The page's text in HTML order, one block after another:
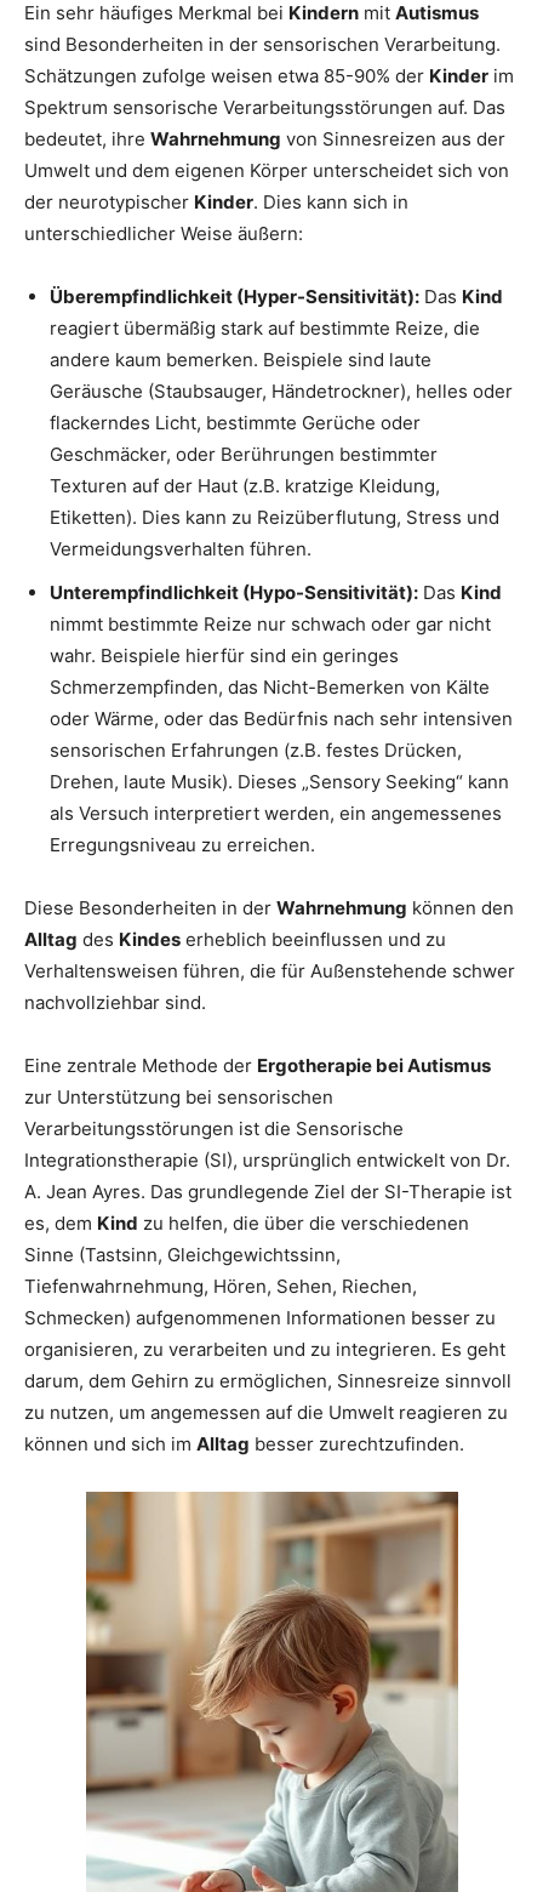
Ein sehr häufiges Merkmal bei Kindern mit Autismus
sind Besonderheiten in der sensorischen Verarbeitung.
Schätzungen zufolge weisen etwa 85-90% der Kinder im
Spektrum sensorische Verarbeitungsstörungen auf. Das
bedeutet, ihre Wahrnehmung von Sinnesreizen aus der
Umwelt und dem eigenen Körper unterscheidet sich von
der neurotypischer Kinder. Dies kann sich in
unterschiedlicher Weise äußern:
Überempfindlichkeit (Hyper-Sensitivität): Das Kind
reagiert übermäßig stark auf bestimmte Reize, die
andere kaum bemerken. Beispiele sind laute
Geräusche (Staubsauger, Händetrockner), helles oder
flackerndes Licht, bestimmte Gerüche oder
Geschmäcker, oder Berührungen bestimmter
Texturen auf der Haut (z.B. kratzige Kleidung,
Etiketten). Dies kann zu Reizüberflutung, Stress und
Vermeidungsverhalten führen.
Unterempfindlichkeit (Hypo-Sensitivität): Das Kind
nimmt bestimmte Reize nur schwach oder gar nicht
wahr. Beispiele hierfür sind ein geringes
Schmerzempfinden, das Nicht-Bemerken von Kälte
oder Wärme, oder das Bedürfnis nach sehr intensiven
sensorischen Erfahrungen (z.B. festes Drücken,
Drehen, laute Musik). Dieses „Sensory Seeking“ kann
als Versuch interpretiert werden, ein angemessenes
Erregungsniveau zu erreichen.
Diese Besonderheiten in der Wahrnehmung können den
Alltag des Kindes erheblich beeinflussen und zu
Verhaltensweisen führen, die für Außenstehende schwer
nachvollziehbar sind.
Eine zentrale Methode der Ergotherapie bei Autismus
zur Unterstützung bei sensorischen
Verarbeitungsstörungen ist die Sensorische
Integrationstherapie (SI), ursprünglich entwickelt von Dr.
A. Jean Ayres. Das grundlegende Ziel der SI-Therapie ist
es, dem Kind zu helfen, die über die verschiedenen
Sinne (Tastsinn, Gleichgewichtssinn,
Tiefenwahrnehmung, Hören, Sehen, Riechen,
Schmecken) aufgenommenen Informationen besser zu
organisieren, zu verarbeiten und zu integrieren. Es geht
darum, dem Gehirn zu ermöglichen, Sinnesreize sinnvoll
zu nutzen, um angemessen auf die Umwelt reagieren zu
können und sich im Alltag besser zurechtzufinden.